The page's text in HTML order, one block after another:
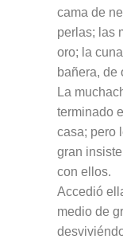
cama de
perlas; las
oro; la
bañera, de
La
terminado
casa; pero
gran
con ellos.
Accedió
medio de